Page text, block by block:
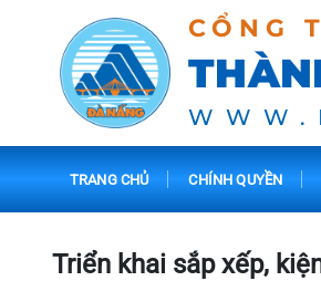
CỔNG
TRANG CHỦ CHÍNH QUYỀN
Triển khai sắp xếp,